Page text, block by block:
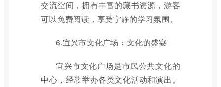
交流空间，拥有丰富的藏书资源，游客
可以免费阅读，享受宁静的学习氛围。
6.宜兴市文化广场：文化的盛宴
宜兴市文化广场是市民公共文化的
中心，经常举办各类文化活动和演出。